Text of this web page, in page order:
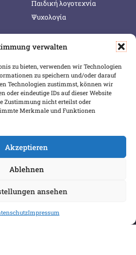
verwalten
zu bieten, verwenden wir Technologien
zu speichern und/oder darauf
Technologien zustimmst, können wir
oder eindeutige IDs auf dieser Website
Zustimmung nicht erteilst oder
Merkmale und Funktionen
Akzeptieren
Ablehnen
ansehen
Impressum
Παιδική λογοτεχνία
Ψυχολογία
SICHER BEZAHLEN